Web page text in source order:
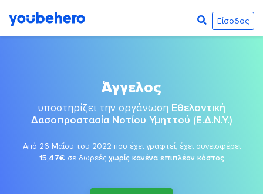
Είσοδος
Άγγελος
υποστηρίζει την οργάνωση Εθελοντική
Δασοπροστασία Νοτίου Υμηττού (Ε.Δ.Ν.Υ.)
Από 26 Μαΐου του 2022 που έχει γραφτεί, έχει συνεισφέρει
15,47€ σε δωρεές χωρίς κανένα επιπλέον κόστος